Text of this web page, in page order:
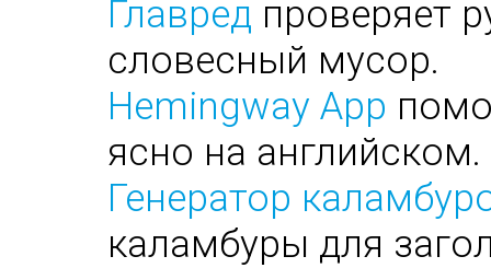
Главред проверяет
словесный мусор.
Hemingway App
ясно на английском.
Генератор
каламбуры для